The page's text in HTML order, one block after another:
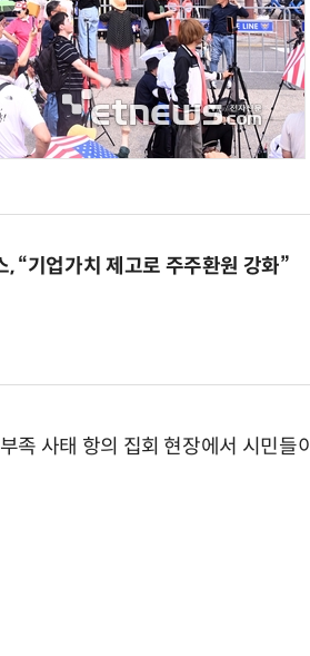
“기업가치 제고로 주주환원 강화”
족 사태 항의 집회 현장에서 시민들이